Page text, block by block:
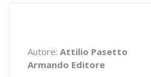
Autore: Attilio Pasetto
Armando Editore